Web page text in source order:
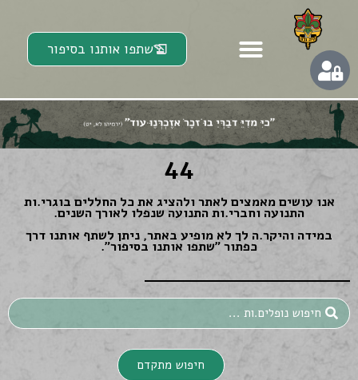
שתפו אותנו בסיפור
44
אנו עושים מאמצים לאתר ולהציג את כל החללים בוגרי.ות
התנועה וחברי.ות התנועה שנפלו לאורך השנים.
במידה והיקר.ה לך לא מופיע באתר, ניתן לשתף אותנו דרך
כפתור ״שתפו אותנו בסיפור״.
חיפוש מתקדם